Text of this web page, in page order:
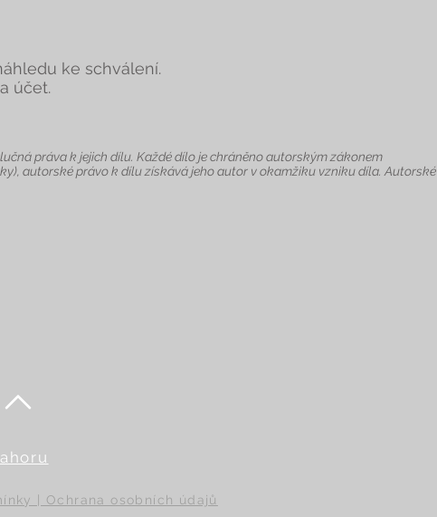
ke schválení.
účet.
práva k jejich dílu. Každé dílo je chráněno autorským zákonem
autorské právo k dílu získává jeho autor v okamžiku vzniku díla. Autorské
| Ochrana osobních údajů